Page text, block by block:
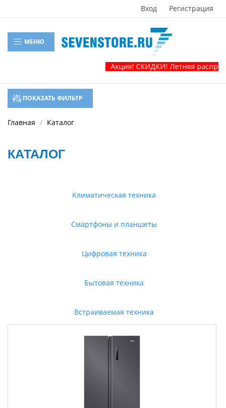
Вход Регистрация
МЕНЮ
Акция! СКИДКИ! Летняя распродажа
ПОКАЗАТЬ ФИЛЬТР
Главная Каталог
КАТАЛОГ
Климатическая техника
Смартфоны и планшеты
Цифровая техника
Бытовая техника
Встраиваемая техника